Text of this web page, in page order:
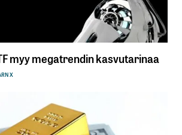
myy megatrendin kasvutarinaa
X